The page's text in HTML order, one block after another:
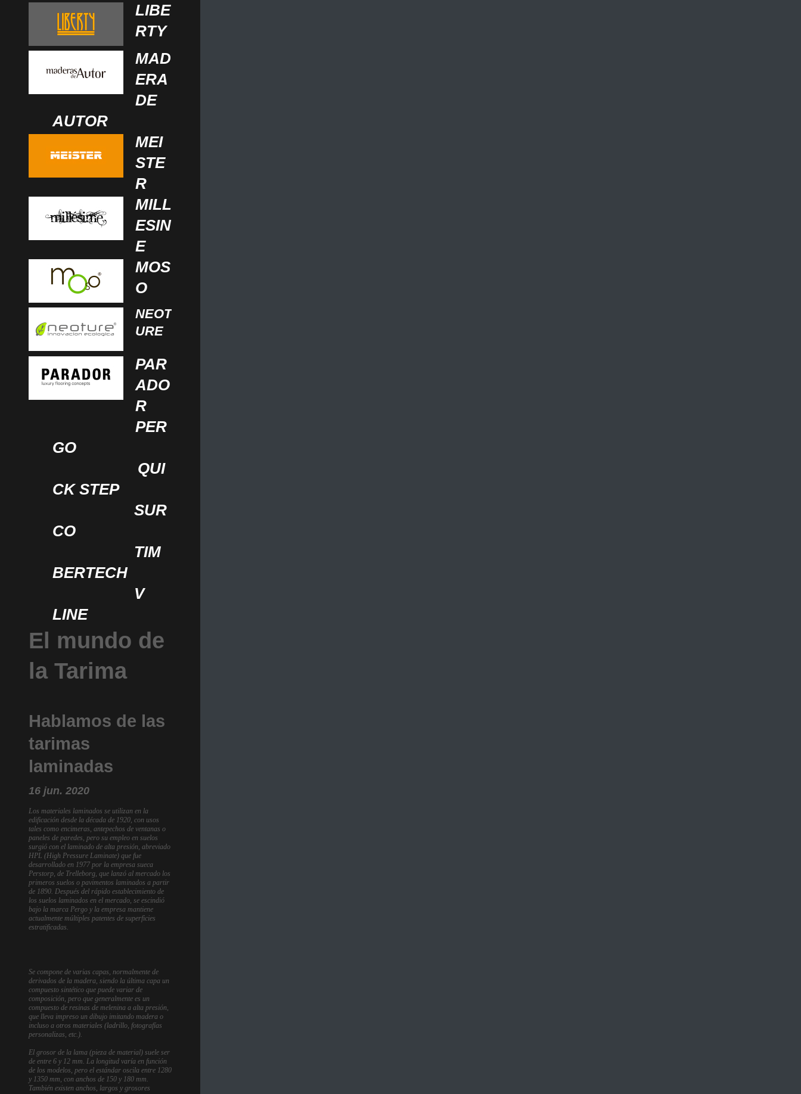
LIBE
RTY
MAD
ERA
DE
AUTOR
MEI
STE
R
MILL
ESIN
E
MOS
O
NEOT
URE
PAR
ADO
R
PER
GO
QUI
CK STEP
SUR
CO
TIM
BERTECH
V
LINE
El mundo de
la Tarima
Hablamos de las
tarimas
laminadas
16 jun. 2020
Los materiales laminados se utilizan en la
edificación desde la década de 1920, con usos
tales como encimeras, antepechos de ventanas o
paneles de paredes, pero su empleo en suelos
surgió con el laminado de alta presión, abreviado
HPL (High Pressure Laminate) que fue
desarrollado en 1977 por la empresa sueca
Perstorp, de Trelleborg, que lanzó al mercado los
primeros suelos o pavimentos laminados a partir
de 1890. Después del rápido establecimiento de
los suelos laminados en el mercado, se escindió
bajo la marca Pergo y la empresa mantiene
actualmente múltiples patentes de superficies
estratificadas.
Se compone de varias capas, normalmente de
derivados de la madera, siendo la última capa un
compuesto sintético que puede variar de
composición, pero que generalmente es un
compuesto de resinas de melenina a alta presión,
que lleva impreso un dibujo imitando madera o
incluso a otros materiales (ladrillo, fotografías
personalizas, etc.).
El grosor de la lama (pieza de material) suele ser
de entre 6 y 12 mm. La longitud varía en función
de los modelos, pero el estándar oscila entre 1280
y 1350 mm, con anchos de 150 y 180 mm.
También existen anchos, largos y grosores